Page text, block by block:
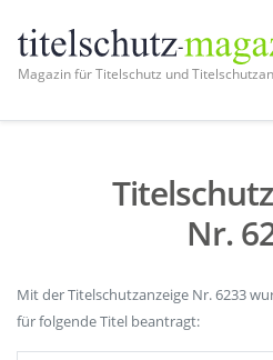
Magazin für Titelschutz und
Nr.
Mit der Titelschutzanzeige Nr. 6233
für folgende Titel beantragt: